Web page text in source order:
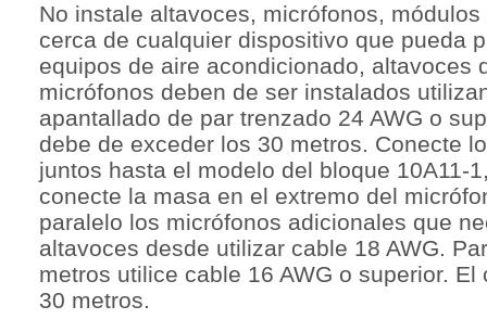
No instale altavoces, micrófonos,
cerca de cualquier dispositivo que pueda
equipos de aire acondicionado, altavoces
micrófonos deben de ser instalados
apantallado de par trenzado 24 AWG o
debe de exceder los 30 metros. Conecte
juntos hasta el modelo del bloque 10A11-
conecte la masa en el extremo del
paralelo los micrófonos adicionales que
altavoces desde utilizar cable 18 AWG.
metros utilice cable 16 AWG o superior.
30 metros.